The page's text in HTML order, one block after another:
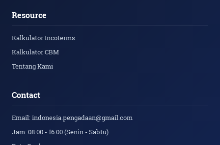
Resource
Kalkulator Incoterms
Kalkulator CBM
Tentang Kami
Contact
Email: indonesia.pengadaan@gmail.com
Jam: 08:00 - 16.00 (Senin - Sabtu)